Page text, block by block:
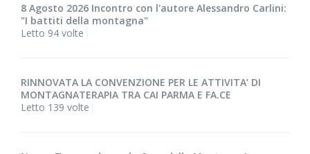
8 Agosto 2026 Incontro con l'autore Alessandro Carlini:
"I battiti della montagna"
Letto 94 volte
RINNOVATA LA CONVENZIONE PER LE ATTIVITA’ DI
MONTAGNATERAPIA TRA CAI PARMA E FA.CE
Letto 139 volte